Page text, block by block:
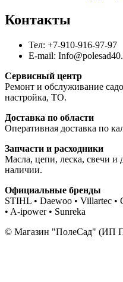
Контакты
Тел: +7-910-916-97-97
E-mail:
Сервисный центр
Ремонт и обслуживание
настройка, ТО.
Доставка по области
Оперативная доставка по
Запчасти и расходники
Масла, цепи, леска, свечи
наличии.
Официальные бренды
STIHL • Daewoo • Villartec •
• A-ipower • Sunreka
© Магазин "ПолеСад" (ИП